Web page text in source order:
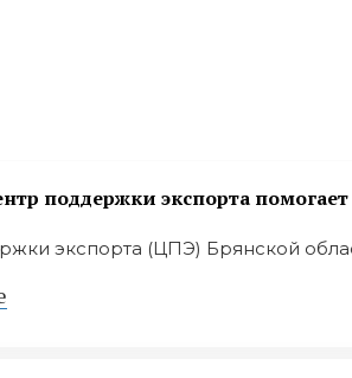
поддержки экспорта
экспорта (ЦПЭ) Брянской